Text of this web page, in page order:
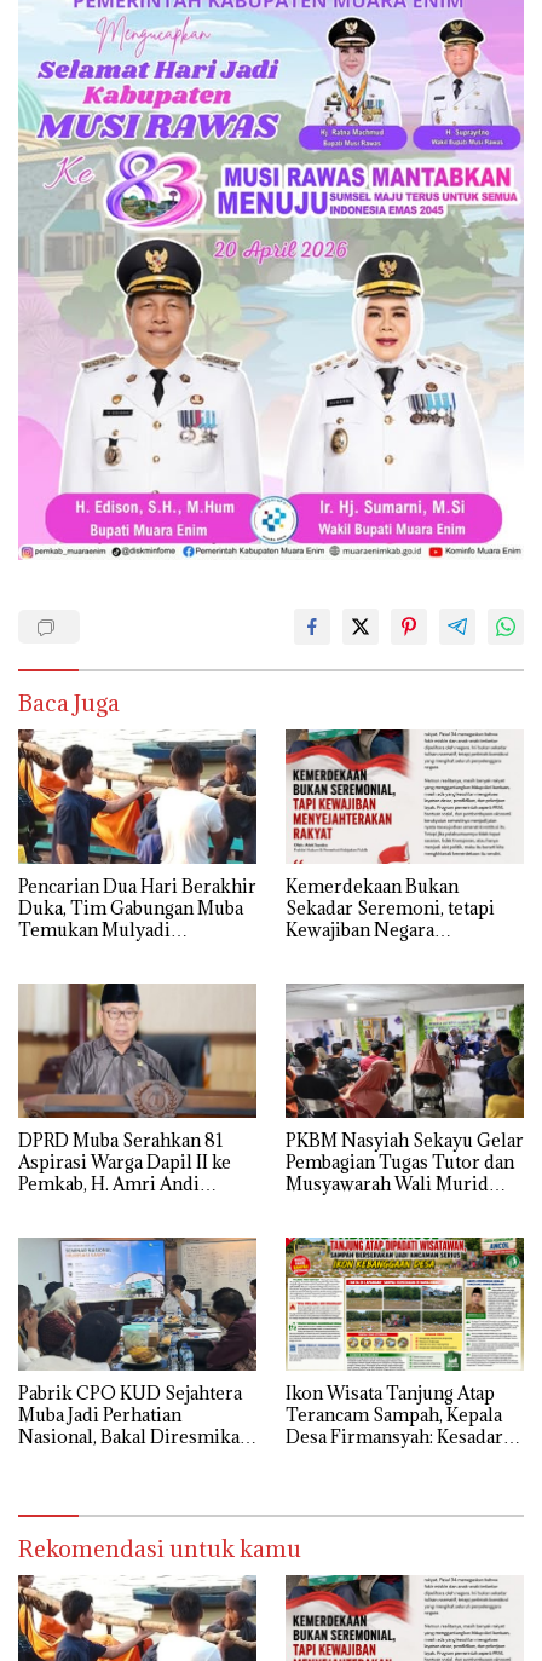
Baca Juga
Pencarian Dua Hari Berakhir
Duka, Tim Gabungan Muba
Temukan Mulyadi
Kemerdekaan Bukan
Sekadar Seremoni, tetapi
Kewajiban Negara
DPRD Muba Serahkan 81
Aspirasi Warga Dapil II ke
Pemkab, H. Amri Andi
PKBM Nasyiah Sekayu Gelar
Pembagian Tugas Tutor dan
Musyawarah Wali Murid
Pabrik CPO KUD Sejahtera
Muba Jadi Perhatian
Nasional, Bakal Diresmikan
Ikon Wisata Tanjung Atap
Terancam Sampah, Kepala
Desa Firmansyah: Kesadaran
Rekomendasi untuk kamu